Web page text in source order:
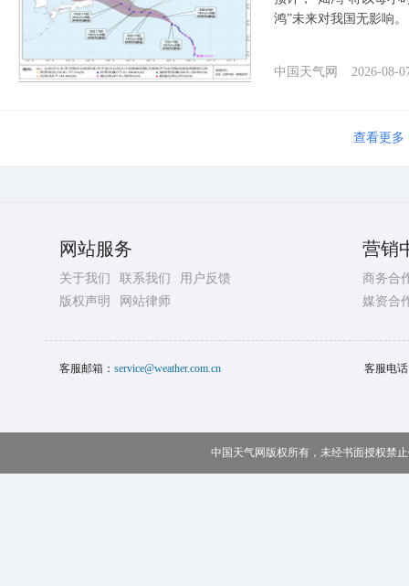
鸿”未来对我国无影响。
中国天气网 2026-08-
查看更多
网站服务
关于我们 联系我们
用户反馈
版权声明
网站律师
营销
商务合
媒资合
客服邮箱： service@weather.com.cn 客服电
中国天气网版权所有，未经书面授权